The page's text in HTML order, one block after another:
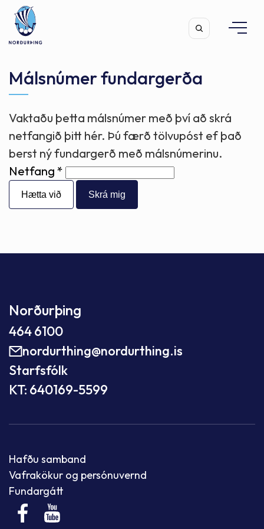
Leita
Málsnúmer fundargerða
Vaktaðu þetta málsnúmer með því að skrá
netfangið þitt hér. Þú færð tölvupóst ef það
berst ný fundargerð með málsnúmerinu.
Netfang
Hætta við
Norðurþing
464 6100
nordurthing@nordurthing.is
Starfsfólk
KT: 640169-5599
Hafðu samband
Vafrakökur og persónuvernd
Fundargátt